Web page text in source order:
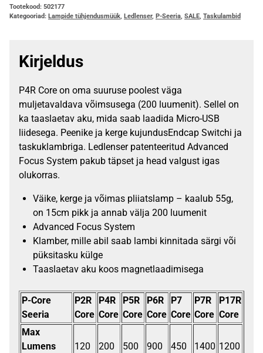
Tootekood: 502177
Kategooriad: Lampide tühjendusmüük, Ledlenser, P-Seeria, SALE, Taskulambid
Kirjeldus
P4R Core on oma suuruse poolest väga
muljetavaldava võimsusega (200 luumenit). Sellel on
ka taaslaetav aku, mida saab laadida Micro-USB
liidesega. Peenike ja kerge kujundusEndcap Switchi ja
taskuklambriga. Ledlenser patenteeritud Advanced
Focus System pakub täpset ja head valgust igas
olukorras.
Väike, kerge ja võimas pliiatslamp – kaalub 55g,
on 15cm pikk ja annab välja 200 luumenit
Advanced Focus System
Klamber, mille abil saab lambi kinnitada särgi või
püksitasku külge
Taaslaetav aku koos magnetlaadimisega
P-Core
Seeria
P2R
Core
P4R
Core
P5R
Core
P6R
Core
P7
Core
P7R
Core
P17R
Core
Max
Lumens
120 200 500 900 450 1400 1200